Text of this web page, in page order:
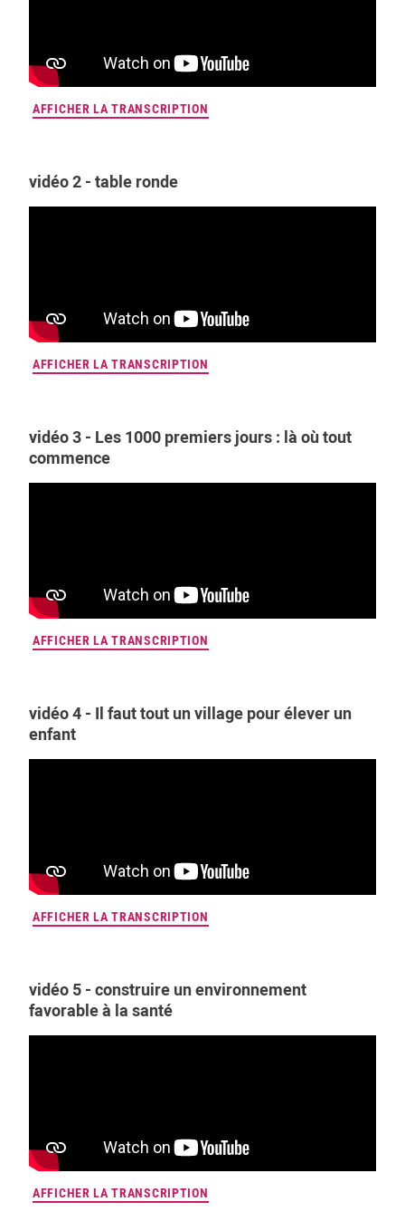
AFFICHER LA TRANSCRIPTION
vidéo 2 - table ronde
AFFICHER LA TRANSCRIPTION
vidéo 3 - Les 1000 premiers jours : là où tout
commence
AFFICHER LA TRANSCRIPTION
vidéo 4 - Il faut tout un village pour élever un
enfant
AFFICHER LA TRANSCRIPTION
vidéo 5 - construire un environnement
favorable à la santé
AFFICHER LA TRANSCRIPTION